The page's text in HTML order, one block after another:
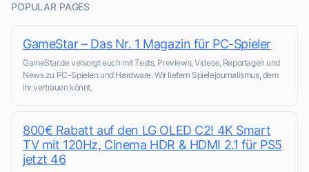
POPULAR PAGES
GameStar – Das Nr. 1 Magazin für PC-Spieler
GameStar.de versorgt euch mit Tests, Previews, Videos, Reportagen und
News zu PC-Spielen und Hardware. Wir liefern Spielejournalismus, dem
ihr vertrauen könnt.
800€ Rabatt auf den LG OLED C2! 4K Smart
TV mit 120Hz, Cinema HDR & HDMI 2.1 für PS5
jetzt 46